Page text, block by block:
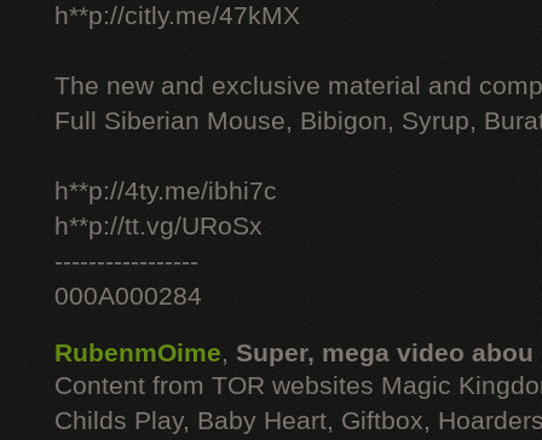
h**p://citly.me/47kMX
The new and exclusive material and
Full Siberian Mouse, Bibigon, Syrup,
h**p://4ty.me/ibhi7c
h**p://tt.vg/URoSx
-----------------
000A000284
RubenmOime, Super, mega video abou
Content from TOR websites Magic
Childs Play, Baby Heart, Giftbox,